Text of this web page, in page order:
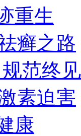
重生
癣之路
范终见
素迫害
康